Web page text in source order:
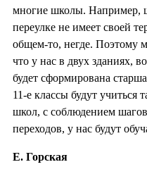
многие школы. Например,
переулке не имеет своей
общем-то, негде. Поэтому
что у нас в двух зданиях,
будет сформирована
11-е классы будут учиться
школ, с соблюдением
переходов, у нас будут
Е. Горская